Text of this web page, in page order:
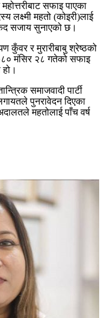
सफाइ पाएका
लक्ष्मी महतो (कोइरी)लाई
सजाय सुनाएको छ।
कुँवर र मुरारीबाबु श्रेष्ठको
मंसिर २८ गतेको सफाइ
समाजवादी पार्टी
पुनरावेदन दिएका
महतोलाई पाँच वर्ष